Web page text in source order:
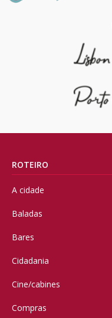
ROTEIRO
A cidade
Baladas
Bares
Cidadania
Cine/cabines
Compras